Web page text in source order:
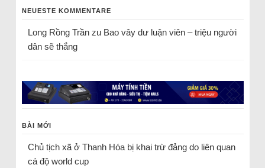
NEUESTE KOMMENTARE
Long Rồng Trầnzu Bao vây dư luận viên – triệu người
dân sẽ thắng
BÀI MỚI
Chủ tịch xã ở Thanh Hóa bị khai trừ đảng do liên quan
cá độ world cup